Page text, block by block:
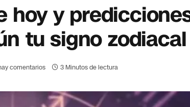
hoy y
tu signo zodiacal
comentarios 3 Minutos de lectura